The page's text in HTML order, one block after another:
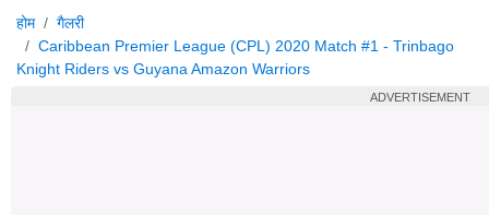
होम
गैलरी
Caribbean Premier League (CPL) 2020 Match #1 - Trinbago
Knight Riders vs Guyana Amazon Warriors
ADVERTISEMENT